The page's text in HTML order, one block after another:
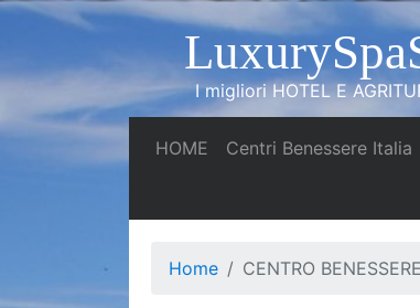
I migliori HOTEL E
HOME (current)
Centri Benessere Italia
Home CENTRO